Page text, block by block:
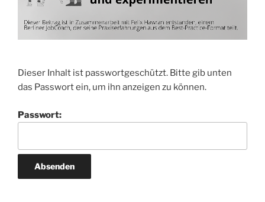
Dieser Inhalt ist passwortgeschützt. Bitte gib unten
das Passwort ein, um ihn anzeigen zu können.
Passwort: